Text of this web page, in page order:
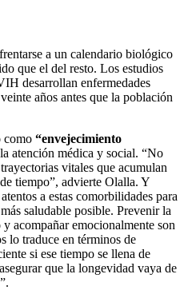
a un calendario biológico
que el del resto. Los estudios
desarrollan enfermedades
años antes que la población
como “envejecimiento
atención médica y social. “No
vitales que acumulan
tiempo”, advierte Olalla. Y
a estas comorbilidades para
saludable posible. Prevenir la
acompañar emocionalmente son
lo traduce en términos de
si ese tiempo se llena de
que la longevidad vaya de